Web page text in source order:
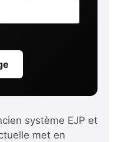
système EJP et
met en